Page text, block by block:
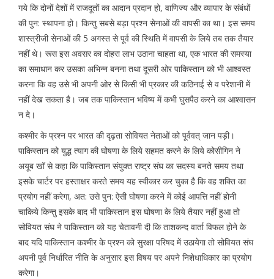
गये कि दोनों देशों में राजदूतों का आदान प्रदान हो, वाणिज्य और व्यापार के संबंधों
की पुन: स्थापना हो। किन्तु सबसे बड़ा प्रश्न सेनाओं की वापसी का था। इस समय
शास्त्रीजी सेनाओं की 5 अगस्त से पूर्व की स्थिति में वापसी के लिये तब तक तैयार
नहीं थे। रूस इस अवसर का दोहरा लाभ उठाना चाहता था, एक भारत की समस्या
का समाधान कर उसका अभिन्न बनना तथा दूसरी ओर पाकिस्तान को भी आश्वस्त
करना कि वह उसे भी अपनी ओर से किसी भी प्रकार की कठिनाई से व परेशानी में
नहीं देख सकता है। जब तक पाकिस्तान भविष्य में कभी घुसपैठ करने का आश्वासन
न दे।
कश्मीर के प्रश्न पर भारत की दृढ़ता सोवियत नेताओं को पूर्ववत् जान पड़ी।
पाकिस्तान को युद्ध त्याग की घोषणा के लिये सहमत करने के लिये कोसीगिन ने
अयूब खॉ से कहा कि पाकिस्तान संयुक्त राष्ट्र संघ का सदस्य बनते समय तथा
इसके चार्टर पर हस्ताक्षर करते समय यह स्वीकार कर चुका है कि वह शक्ति का
प्रयोग नहीं करेगा, अत: उसे पुन: ऐसी घोषणा करने में कोई आपत्ति नहीं होनी
चाकिये किन्तु इसके बाद भी पाकिस्तान इस घोषणा के लिये तैयार नहीं हुआ तो
सोवियत संघ ने पाकिस्तान को यह चेतावनी दी कि ताशकन्द वार्ता विफल होने के
बाद यदि पाकिस्तान कश्मीर के प्रश्न को सुरक्षा परिषद में उठायेगा तो सोवियत संघ
अपनी पूर्व निर्धारित नीति के अनुसार इस विषय पर अपने निशेधाधिकार का प्रयोग
करेगा।